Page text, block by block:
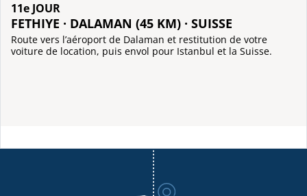
11e JOUR
FETHIYE · DALAMAN (45 KM) · SUISSE
Route vers l’aéroport de Dalaman et restitution de votre
voiture de location, puis envol pour Istanbul et la Suisse.